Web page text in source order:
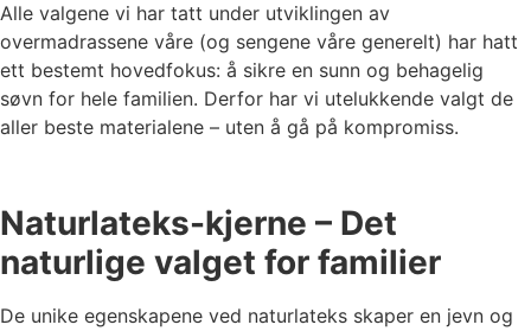
Alle valgene vi har tatt under utviklingen av
overmadrassene våre (og sengene våre generelt) har hatt
ett bestemt hovedfokus: å sikre en sunn og behagelig
søvn for hele familien. Derfor har vi utelukkende valgt de
aller beste materialene – uten å gå på kompromiss.
Naturlateks-kjerne – Det
naturlige valget for familier
De unike egenskapene ved naturlateks skaper en jevn og